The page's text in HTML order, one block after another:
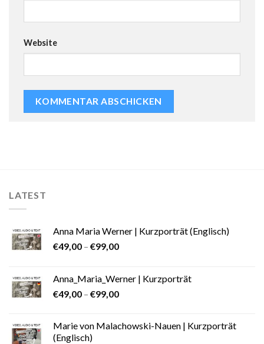
Website
LATEST
Anna Maria Werner | Kurzporträt (Englisch)
€49,00 – €99,00
Anna_Maria_Werner | Kurzporträt
€49,00 – €99,00
Marie von Malachowski-Nauen | Kurzporträt
(Englisch)